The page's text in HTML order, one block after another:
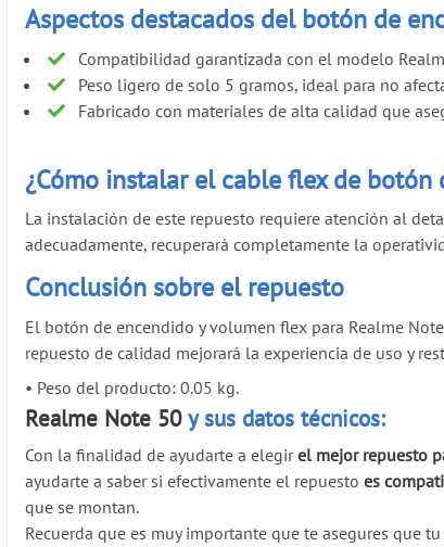
Aspectos destacados del botón de
Compatibilidad garantizada con el modelo
Peso ligero de solo 5 gramos, ideal para no
Fabricado con materiales de alta calidad que
¿Cómo instalar el cable flex de botón
La instalación de este repuesto requiere atención al
adecuadamente, recuperará completamente la
Conclusión sobre el repuesto
El botón de encendido y volumen flex para Realme
repuesto de calidad mejorará la experiencia de uso y
• Peso del producto: 0.05 kg.
Realme Note 50y sus datos técnicos:
Con la finalidad de ayudarte a elegirel mejor repuesto
ayudarte a saber si efectivamente el repuestoes
que se montan.
Recuerda que es muy importante que te asegures que